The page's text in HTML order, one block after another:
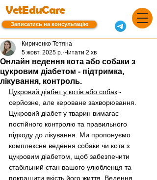
VetEduCare
Записатись на консультацію
Онлайн ведення кота або собаки з
цукровим діабетом - підтримка,
лікування, контроль.
Кириченко Тетяна
5 жовт. 2025 р. Читати 2 хв
Цукровий діабет у котів або собак -
серйозне, але кероване захворювання.
Цукровий діабет у тварин вимагає
постійного контролю та правильного
підходу до лікування. Ми пропонуємо
комплексне ведення собаки чи кота з
цукровим діабетом, щоб забезпечити
стабільний стан вашого улюбленця та
покращити якість його життя. Ведення